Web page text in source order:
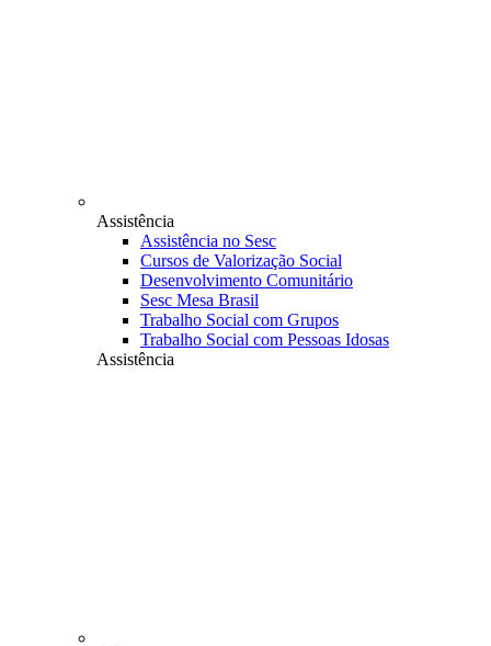
Assistência
Assistência no Sesc
Cursos de Valorização Social
Desenvolvimento Comunitário
Sesc Mesa Brasil
Trabalho Social com Grupos
Trabalho Social com Pessoas Idosas
Assistência